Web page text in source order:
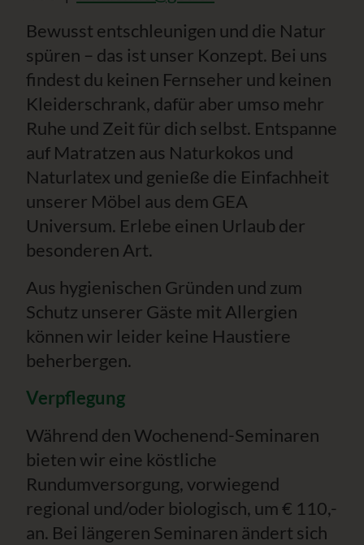
Bewusst entschleunigen und die Natur
spüren – das ist unser Konzept. Bei uns
findest du keinen Fernseher und keinen
Kleiderschrank, dafür aber umso mehr
Ruhe und Zeit für dich selbst. Entspanne
auf Matratzen aus Naturkokos und
Naturlatex und genieße die Einfachheit
unserer Möbel aus dem GEA
Universum. Erlebe einen Urlaub der
besonderen Art.
Aus hygienischen Gründen und zum
Schutz unserer Gäste mit Allergien
können wir leider keine Haustiere
beherbergen.
Verpflegung
Während den Wochenend-Seminaren
bieten wir eine köstliche
Rundumversorgung, vorwiegend
regional und/oder biologisch, um € 110,-
an. Bei längeren Seminaren ändert sich